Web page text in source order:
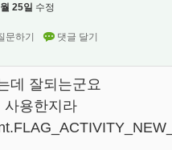
25일 수정
데 잘되는군요
사용한지라